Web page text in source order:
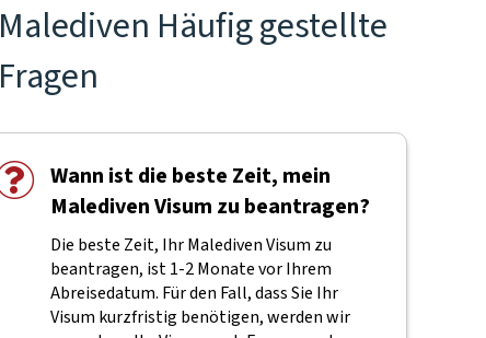
Malediven Häufig gestellte
Fragen
Wann ist die beste Zeit, mein
Malediven Visum zu beantragen?
Die beste Zeit, Ihr Malediven Visum zu
beantragen, ist 1-2 Monate vor Ihrem
Abreisedatum. Für den Fall, dass Sie Ihr
Visum kurzfristig benötigen, werden wir